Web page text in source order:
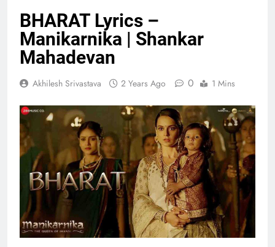
BHARAT Lyrics –
Manikarnika | Shankar
Mahadevan
Akhilesh Srivastava 2 Years Ago 0 1 Mins